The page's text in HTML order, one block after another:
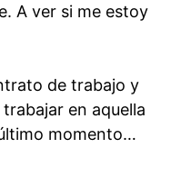
A ver si me estoy
de trabajo y
en aquella
momento…